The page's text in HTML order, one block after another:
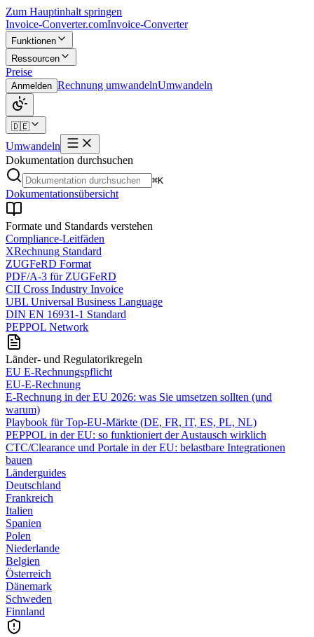
Zum Hauptinhalt springen
Invoice-Converter.comInvoice-Converter
Funktionen
Ressourcen
Preise
Anmelden Rechnung umwandelnUmwandeln
🇩🇪
Umwandeln
Dokumentation durchsuchen
⌘K
Dokumentationsübersicht
Formate und Standards verstehen
Compliance-Leitfäden
XRechnung Standard
ZUGFeRD Format
PDF/A-3 für ZUGFeRD
CII Cross Industry Invoice
UBL Universal Business Language
DIN EN 16931-1 Standard
PEPPOL Network
Länder- und Regulatorikregeln
EU E-Rechnungspflicht
EU-E-Rechnung
E‑Rechnung in der EU 2026: was Sie umsetzen sollten (und
warum)
Playbook für Top‑EU‑Märkte (DE, FR, IT, ES, PL, NL)
PEPPOL in der EU: so funktioniert der Austausch wirklich
CTC/Clearance und Portale in der EU: belastbare Integrationen
bauen
Länderguides
Deutschland
Frankreich
Italien
Spanien
Polen
Niederlande
Belgien
Österreich
Dänemark
Schweden
Finnland